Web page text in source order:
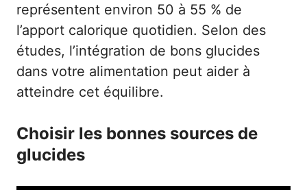
représentent environ 50 à 55 % de
l’apport calorique quotidien. Selon des
études, l’intégration de bons glucides
dans votre alimentation peut aider à
atteindre cet équilibre.
Choisir les bonnes sources de
glucides